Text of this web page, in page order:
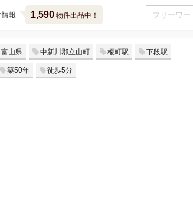
報 1,590物件出品中！
富山県 中新川郡立山町 榎町駅 下段駅
築50年 徒歩5分